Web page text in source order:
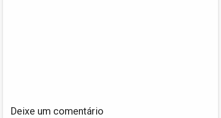
Deixe um comentário